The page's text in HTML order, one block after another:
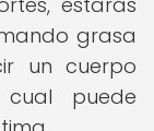
grasa
un cuerpo
puede